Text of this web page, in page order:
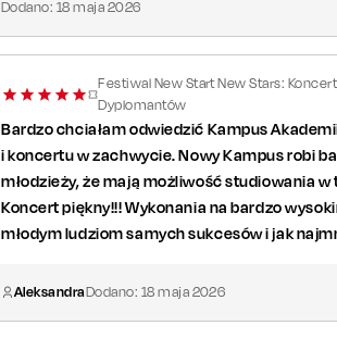
Dodano: 18 maja 2026
Festiwal New Start New Stars: Koncert
Dyplomantów
Bardzo chciałam odwiedzić Kampus
i koncertu w zachwycie. Nowy Kampus robi
młodzieży, że mają możliwość studiowania
Koncert piękny!!! Wykonania na bardzo
młodym ludziom samych sukcesów i jak
AleksandraDodano: 18 maja 2026